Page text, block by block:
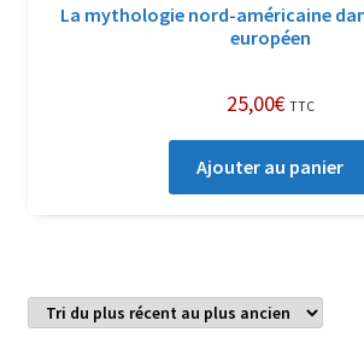
La mythologie nord-américaine
européen
25,00€ TTC
Ajouter au panier